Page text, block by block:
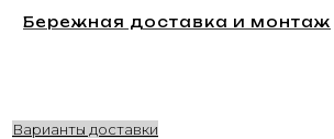
Бережная доставка и монтаж
Варианты доставки